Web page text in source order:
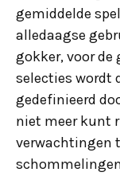
gemiddelde
alledaagse
gokker, voor de
selecties wordt
gedefinieerd
niet meer kunt
verwachtingen